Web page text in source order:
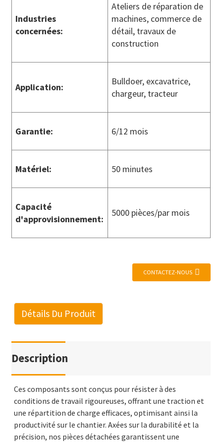
Industries
concernées:
Ateliers de réparation de
machines, commerce de
détail, travaux de
construction
Application:
Bulldoer, excavatrice,
chargeur, tracteur
Garantie: 6/12 mois
Matériel: 50 minutes
Capacité
d'approvisionnement:
5000 pièces/par mois
CONTACTEZ-NOUS
Détails Du Produit
Description
Ces composants sont conçus pour résister à des
conditions de travail rigoureuses, offrant une traction et
une répartition de charge efficaces, optimisant ainsi la
productivité sur le chantier. Axées sur la durabilité et la
précision, nos pièces détachées garantissent une